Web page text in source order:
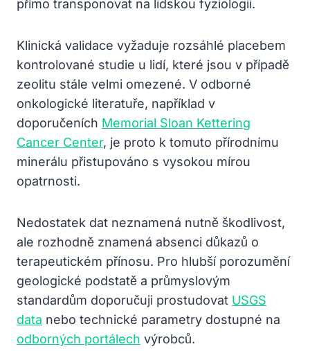
přímo transponovat na lidskou fyziologii.
Klinická validace vyžaduje rozsáhlé placebem
kontrolované studie u lidí, které jsou v případě
zeolitu stále velmi omezené. V odborné
onkologické literatuře, například v
doporučeních Memorial Sloan Kettering
Cancer Center, je proto k tomuto přírodnímu
minerálu přistupováno s vysokou mírou
opatrnosti.
Nedostatek dat neznamená nutně škodlivost,
ale rozhodně znamená absenci důkazů o
terapeutickém přínosu. Pro hlubší porozumění
geologické podstatě a průmyslovým
standardům doporučuji prostudovat USGS
data nebo technické parametry dostupné na
odborných portálech výrobců.